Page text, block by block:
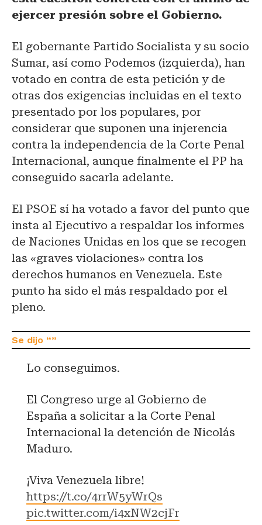
ejercer presión sobre el Gobierno.
El gobernante Partido Socialista y su socio
Sumar, así como Podemos (izquierda), han
votado en contra de esta petición y de
otras dos exigencias incluidas en el texto
presentado por los populares, por
considerar que suponen una injerencia
contra la independencia de la Corte Penal
Internacional, aunque finalmente el PP ha
conseguido sacarla adelante.
El PSOE sí ha votado a favor del punto que
insta al Ejecutivo a respaldar los informes
de Naciones Unidas en los que se recogen
las «graves violaciones» contra los
derechos humanos en Venezuela. Este
punto ha sido el más respaldado por el
pleno.
Lo conseguimos.
El Congreso urge al Gobierno de
España a solicitar a la Corte Penal
Internacional la detención de Nicolás
Maduro.
¡Viva Venezuela libre!
https://t.co/4rrW5yWrQs
pic.twitter.com/i4xNW2cjFr